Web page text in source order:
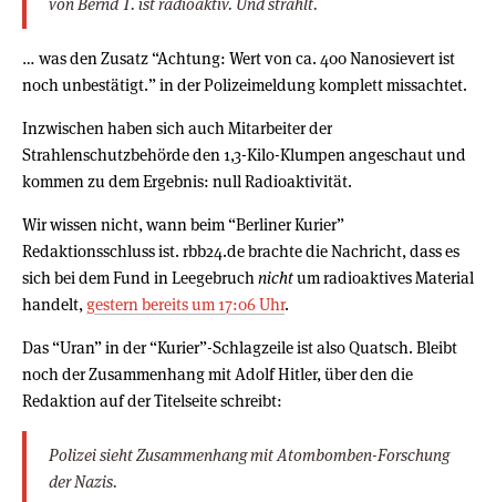
… was den Zusatz “Achtung: Wert von ca. 400 Nanosievert ist
noch unbestätigt.” in der Polizeimeldung komplett missachtet.
Inzwischen haben sich auch Mitarbeiter der
Strahlenschutzbehörde den 1,3-Kilo-Klumpen angeschaut und
kommen zu dem Ergebnis: null Radioaktivität.
Wir wissen nicht, wann beim “Berliner Kurier”
Redaktionsschluss ist. rbb24.de brachte die Nachricht, dass es
sich bei dem Fund in Leegebruchnichtum radioaktives Material
handelt, gestern bereits um 17:06 Uhr.
Das “Uran” in der “Kurier”-Schlagzeile ist also Quatsch. Bleibt
noch der Zusammenhang mit Adolf Hitler, über den die
Redaktion auf der Titelseite schreibt:
Polizei sieht Zusammenhang mit Atombomben-Forschung
der Nazis.